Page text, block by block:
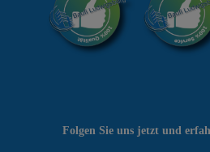
Folgen Sie uns jetzt und